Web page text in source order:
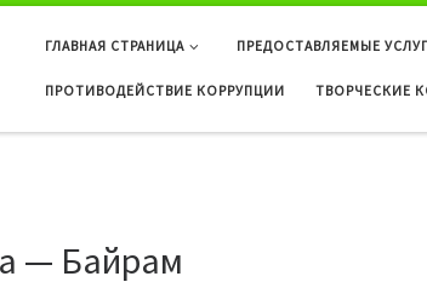
ГЛАВНАЯ СТРАНИЦА ПРЕДОСТАВЛЯЕМЫЕ
ПРОТИВОДЕЙСТВИЕ КОРРУПЦИИ ТВОРЧЕСКИЕ
— Байрам